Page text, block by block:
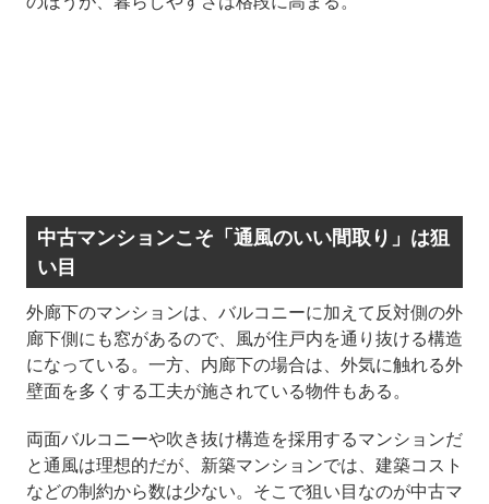
中古マンションこそ「通風のいい間取り」は狙
い目
外廊下のマンションは、バルコニーに加えて反対側の外
廊下側にも窓があるので、風が住戸内を通り抜ける構造
になっている。一方、内廊下の場合は、外気に触れる外
壁面を多くする工夫が施されている物件もある。
両面バルコニーや吹き抜け構造を採用するマンションだ
と通風は理想的だが、新築マンションでは、建築コスト
などの制約から数は少ない。そこで狙い目なのが中古マ